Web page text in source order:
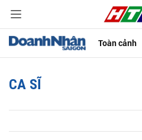
Toàn cảnh
CA SĨ